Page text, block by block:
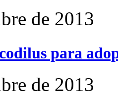
de 2013
para
de 2013